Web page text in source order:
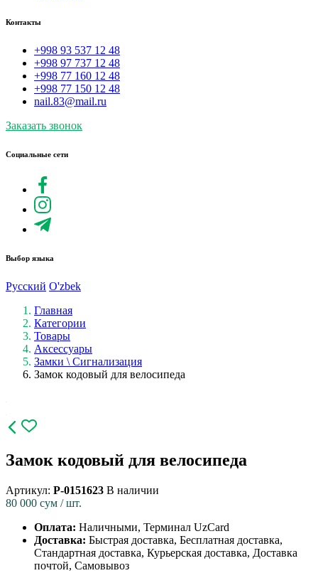
Контакты
+998 93 537 12 48
+998 97 737 12 48
+998 77 160 12 48
+998 77 150 12 48
nail.83@mail.ru
Заказать звонок
Социальные сети
Выбор языка
Русский O'zbek
Главная
Категории
Товары
Аксессуары
Замки \ Сигнализация
Замок кодовый для велосипеда
Замок кодовый для велосипеда
Артикул: P-0151623 В наличии
80 000 сум / шт.
Оплата: Наличными, Терминал UzCard
Доставка: Быстрая доставка, Бесплатная доставка,
Стандартная доставка, Курьерская доставка, Доставка
почтой, Самовывоз